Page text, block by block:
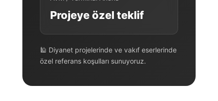
Projeye özel teklif
🕌 Diyanet projelerinde ve vakıf eserlerinde
özel referans koşulları sunuyoruz.